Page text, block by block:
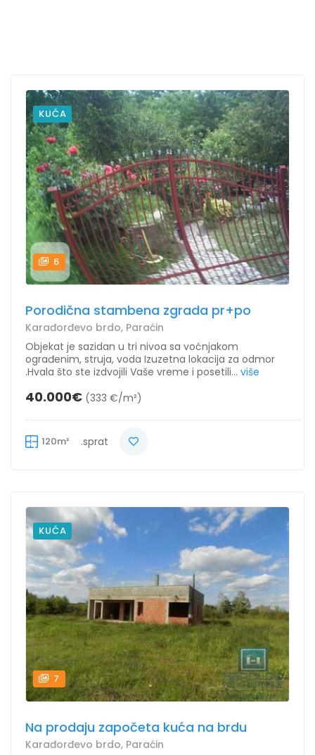
KUĆA
6
Porodična stambena zgrada pr+po
Karađorđevo brdo, Paraćin
Objekat je sazidan u tri nivoa sa voćnjakom
ograđenim, struja, voda Izuzetna lokacija za odmor
.Hvala što ste izdvojili Vaše vreme i posetili... više
40.000€ (333 €/m²)
120m² .sprat
KUĆA
7
Na prodaju započeta kuća na brdu
Karađorđevo brdo, Paraćin